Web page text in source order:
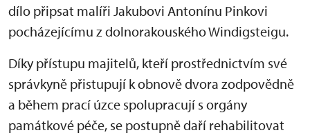
dílo připsat malíři Jakubovi Antonínu Pinkovi
pocházejícímu z dolnorakouského Windigsteigu.
Díky přístupu majitelů, kteří prostřednictvím své
správkyně přistupují k obnově dvora zodpovědně
a během prací úzce spolupracují s orgány
památkové péče, se postupně daří rehabilitovat